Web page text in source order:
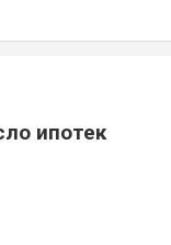
ипотек